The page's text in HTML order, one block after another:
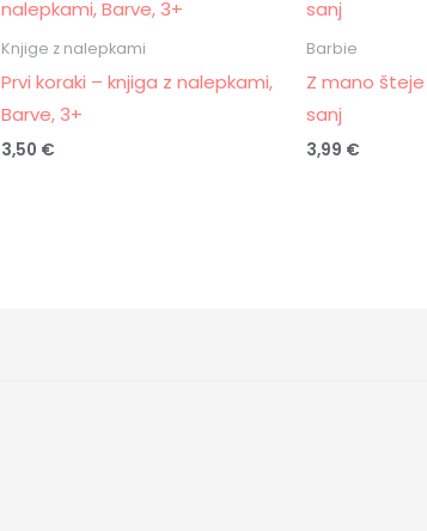
Knjige z nalepkami
Prvi koraki – knjiga z nalepkami,
Barve, 3+
3,50 €
Barbie
Z mano
sanj
3,99 €